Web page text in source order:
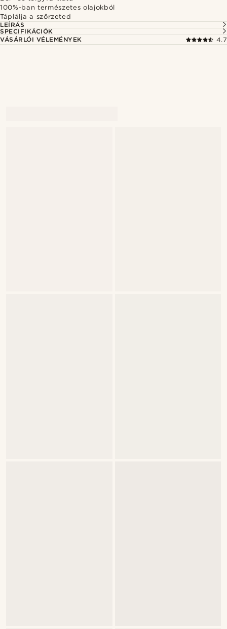
100%-ban természetes olajokból
Táplálja a szőrzeted
LEÍRÁS
SPECIFIKÁCIÓK
VÁSÁRLÓI VÉLEMÉNYEK
4.7